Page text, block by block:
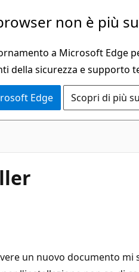
non è più
a Microsoft Edge
della sicurezza e supporto
Edge Scopri di più
un nuovo documento